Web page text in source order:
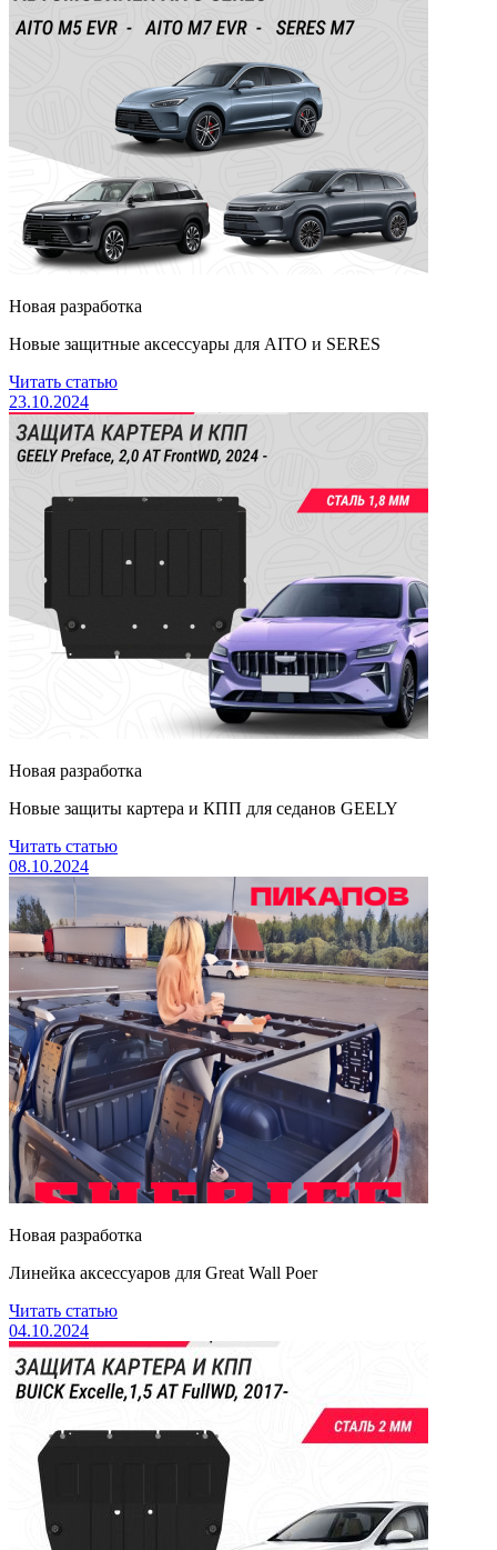
Новая разработка
Новые защитные аксессуары для AITO и SERES
Читать статью
23.10.2024
Новая разработка
Новые защиты картера и КПП для седанов GEELY
Читать статью
08.10.2024
Новая разработка
Линейка аксессуаров для Great Wall Poer
Читать статью
04.10.2024